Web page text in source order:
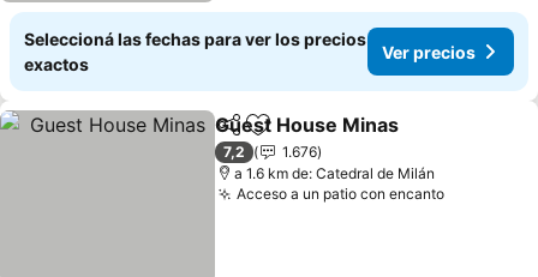
Seleccioná las fechas para ver los precios
exactos
Ver precios
CompartirAñadir a favoritos
Guest House Minas
7,2
1.676
a 1.6 km de: Catedral de Milán
Acceso a un patio con encanto